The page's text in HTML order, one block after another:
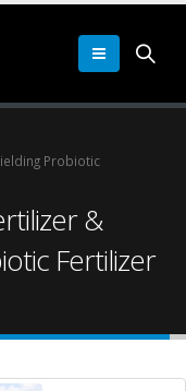
Probiotic
&
Fertilizer